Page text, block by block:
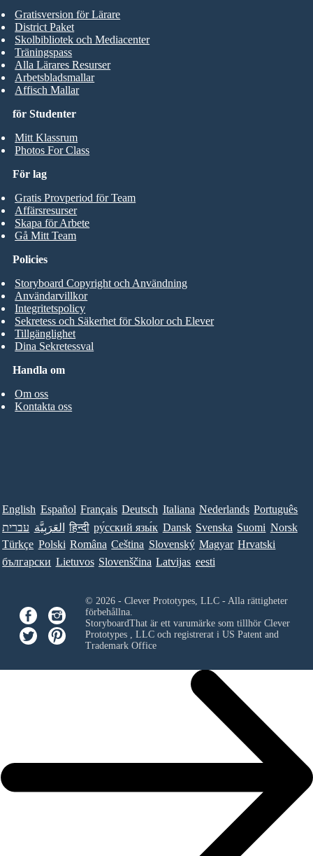
för Studenter
Mitt Klassrum
Photos For Class
Gratisversion för Lärare
District Paket
Skolbibliotek och Mediacenter
Träningspass
Alla Lärares Resurser
Arbetsbladsmallar
Affisch Mallar
För lag
Gratis Provperiod för Team
Affärsresurser
Skapa för Arbete
Gå Mitt Team
Handla om
Om oss
Kontakta oss
Policies
Storyboard Copyright och Användning
Användarvillkor
Integritetspolicy
Sekretess och Säkerhet för Skolor och Elever
Tillgänglighet
Dina Sekretessval
English Español Français Deutsch Italiana Nederlands Português
עברית العَرَبِيَّة हिन्दी ру́сский язы́к Dansk Svenska Suomi Norsk
Türkçe Polski Româna Ceština Slovenský Magyar Hrvatski
български Lietuvos Slovenščina Latvijas eesti
© 2026 - Clever Prototypes, LLC - Alla rättigheter
förbehållna.
StoryboardThat är ett varumärke som tillhör Clever
Prototypes , LLCoch registrerat i US Patent and
Trademark Office